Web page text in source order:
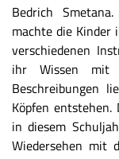
Bedrich
machte die Kinder
verschiedenen
ihr Wissen mit
Beschreibungen
Köpfen
in diesem
Wiedersehen mit